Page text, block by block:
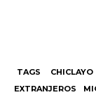
TAGS CHICLAYO
EXTRANJEROS